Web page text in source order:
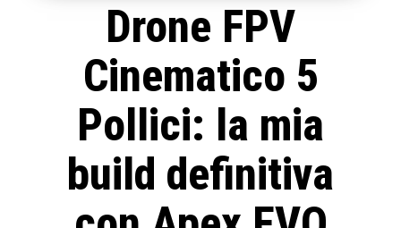
Drone FPV
Cinematico 5
Pollici: la mia
build definitiva